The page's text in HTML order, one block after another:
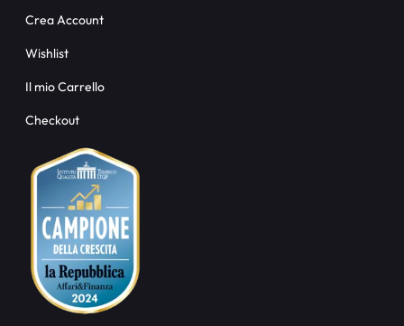
Crea Account
Wishlist
Il mio Carrello
Checkout